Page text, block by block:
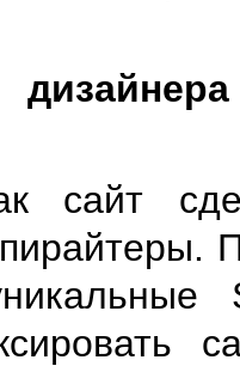
сайт